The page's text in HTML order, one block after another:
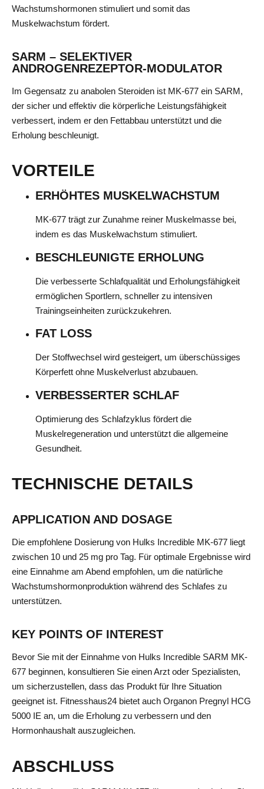
Wachstumshormonen stimuliert und somit das
Muskelwachstum fördert.
SARM – SELEKTIVER
ANDROGENREZEPTOR-MODULATOR
Im Gegensatz zu anabolen Steroiden ist MK-677 ein SARM,
der sicher und effektiv die körperliche Leistungsfähigkeit
verbessert, indem er den Fettabbau unterstützt und die
Erholung beschleunigt.
VORTEILE
ERHÖHTES MUSKELWACHSTUM
MK-677 trägt zur Zunahme reiner Muskelmasse bei,
indem es das Muskelwachstum stimuliert.
BESCHLEUNIGTE ERHOLUNG
Die verbesserte Schlafqualität und Erholungsfähigkeit
ermöglichen Sportlern, schneller zu intensiven
Trainingseinheiten zurückzukehren.
FAT LOSS
Der Stoffwechsel wird gesteigert, um überschüssiges
Körperfett ohne Muskelverlust abzubauen.
VERBESSERTER SCHLAF
Optimierung des Schlafzyklus fördert die
Muskelregeneration und unterstützt die allgemeine
Gesundheit.
TECHNISCHE DETAILS
APPLICATION AND DOSAGE
Die empfohlene Dosierung von Hulks Incredible MK-677 liegt
zwischen 10 und 25 mg pro Tag. Für optimale Ergebnisse wird
eine Einnahme am Abend empfohlen, um die natürliche
Wachstumshormonproduktion während des Schlafes zu
unterstützen.
KEY POINTS OF INTEREST
Bevor Sie mit der Einnahme von Hulks Incredible SARM MK-
677 beginnen, konsultieren Sie einen Arzt oder Spezialisten,
um sicherzustellen, dass das Produkt für Ihre Situation
geeignet ist. Fitnesshaus24 bietet auch Organon Pregnyl HCG
5000 IE an, um die Erholung zu verbessern und den
Hormonhaushalt auszugleichen.
ABSCHLUSS